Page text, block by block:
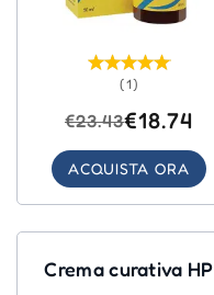
(1)
€23.43€18.74
ACQUISTA ORA
Crema curativa HP